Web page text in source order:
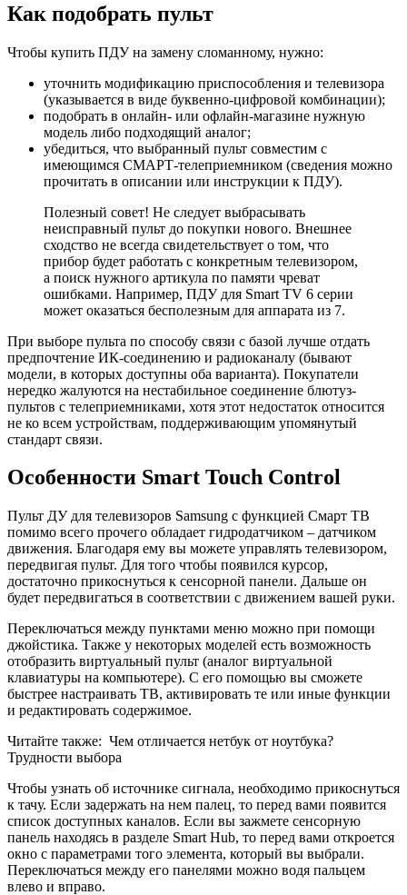
Как подобрать пульт
Чтобы купить ПДУ на замену сломанному, нужно:
уточнить модификацию приспособления и телевизора
(указывается в виде буквенно-цифровой комбинации);
подобрать в онлайн- или офлайн-магазине нужную
модель либо подходящий аналог;
убедиться, что выбранный пульт совместим с
имеющимся СМАРТ-телеприемником (сведения можно
прочитать в описании или инструкции к ПДУ).
Полезный совет! Не следует выбрасывать
неисправный пульт до покупки нового. Внешнее
сходство не всегда свидетельствует о том, что
прибор будет работать с конкретным телевизором,
а поиск нужного артикула по памяти чреват
ошибками. Например, ПДУ для Smart TV 6 серии
может оказаться бесполезным для аппарата из 7.
При выборе пульта по способу связи с базой лучше отдать
предпочтение ИК-соединению и радиоканалу (бывают
модели, в которых доступны оба варианта). Покупатели
нередко жалуются на нестабильное соединение блютуз-
пультов с телеприемниками, хотя этот недостаток относится
не ко всем устройствам, поддерживающим упомянутый
стандарт связи.
Особенности Smart Touch Control
Пульт ДУ для телевизоров Samsung с функцией Смарт ТВ
помимо всего прочего обладает гидродатчиком – датчиком
движения. Благодаря ему вы можете управлять телевизором,
передвигая пульт. Для того чтобы появился курсор,
достаточно прикоснуться к сенсорной панели. Дальше он
будет передвигаться в соответствии с движением вашей руки.
Переключаться между пунктами меню можно при помощи
джойстика. Также у некоторых моделей есть возможность
отобразить виртуальный пульт (аналог виртуальной
клавиатуры на компьютере). С его помощью вы сможете
быстрее настраивать ТВ, активировать те или иные функции
и редактировать содержимое.
Читайте также: Чем отличается нетбук от ноутбука?
Трудности выбора
Чтобы узнать об источнике сигнала, необходимо прикоснуться
к тачу. Если задержать на нем палец, то перед вами появится
список доступных каналов. Если вы зажмете сенсорную
панель находясь в разделе Smart Hub, то перед вами откроется
окно с параметрами того элемента, который вы выбрали.
Переключаться между его панелями можно водя пальцем
влево и вправо.